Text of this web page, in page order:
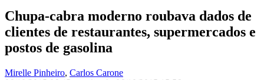
Chupa-cabra moderno roubava dados de
clientes de restaurantes, supermercados e
postos de gasolina
Mirelle Pinheiro, Carlos Carone